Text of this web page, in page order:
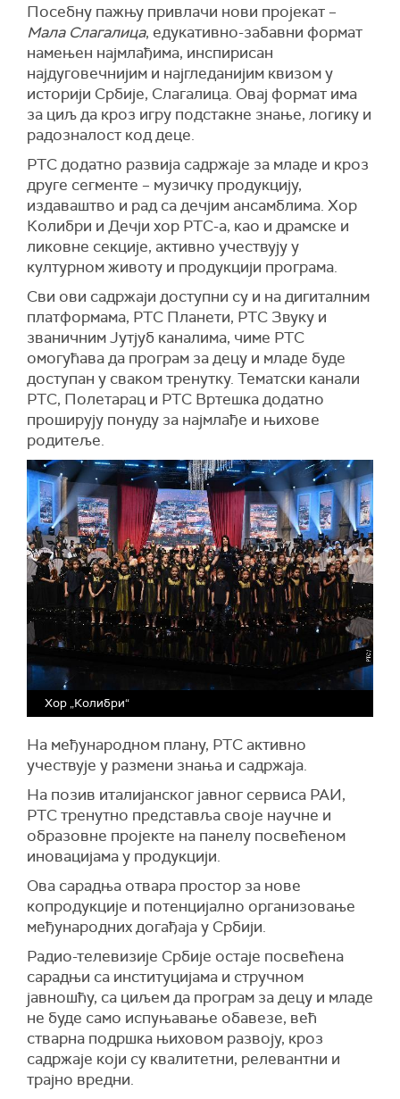
Посебну пажњу привлачи нови пројекат –
Мала Слагалица, едукативно-забавни формат
намењен најмлађима, инспирисан
најдуговечнијим и најгледанијим квизом у
историји Србије, Слагалица. Овај формат има
за циљ да кроз игру подстакне знање, логику и
радозналост код деце.
РТС додатно развија садржаје за младе и кроз
друге сегменте – музичку продукцију,
издаваштво и рад са дечјим ансамблима. Хор
Колибри и Дечји хор РТС-а, као и драмске и
ликовне секције, активно учествују у
културном животу и продукцији програма.
Сви ови садржаји доступни су и на дигиталним
платформама, РТС Планети, РТС Звуку и
званичним Јутјуб каналима, чиме РТС
омогућава да програм за децу и младе буде
доступан у сваком тренутку. Тематски канали
РТС, Полетарац и РТС Вртешка додатно
проширују понуду за најмлађе и њихове
родитеље.
Хор „Колибри“
На међународном плану, РТС активно
учествује у размени знања и садржаја.
На позив италијанског јавног сервиса РАИ,
РТС тренутно представља своје научне и
образовне пројекте на панелу посвећеном
иновацијама у продукцији.
Ова сарадња отвара простор за нове
копродукције и потенцијално организовање
међународних догађаја у Србији.
Радио-телевизије Србије остаје посвећена
сарадњи са институцијама и стручном
јавношћу, са циљем да програм за децу и младе
не буде само испуњавање обавезе, већ
стварна подршка њиховом развоју, кроз
садржаје који су квалитетни, релевантни и
трајно вредни.